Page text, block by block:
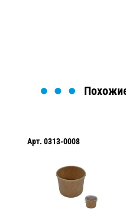
Арт. 0313-0008